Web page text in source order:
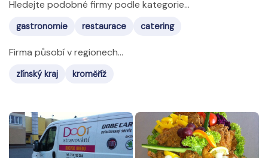
Hledejte podobné firmy podle kategorie...
gastronomie restaurace catering
Firma působí v regionech...
zlínský kraj kroměříž